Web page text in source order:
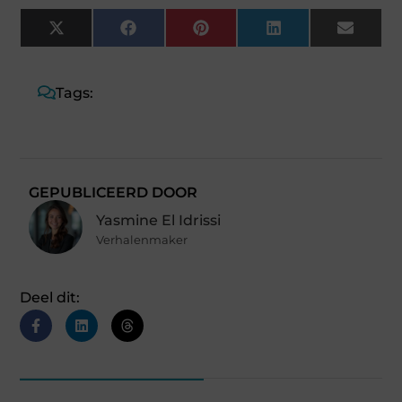
X
(Twitter)
FacebookPinterestLinkedIn Email
Tags:
GEPUBLICEERD DOOR
Yasmine El Idrissi
Verhalenmaker
Deel dit: